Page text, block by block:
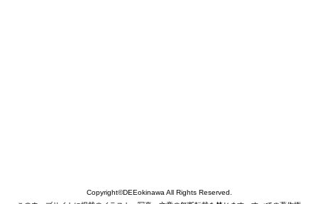
Copyright©DEEokinawa All Rights Reserved.